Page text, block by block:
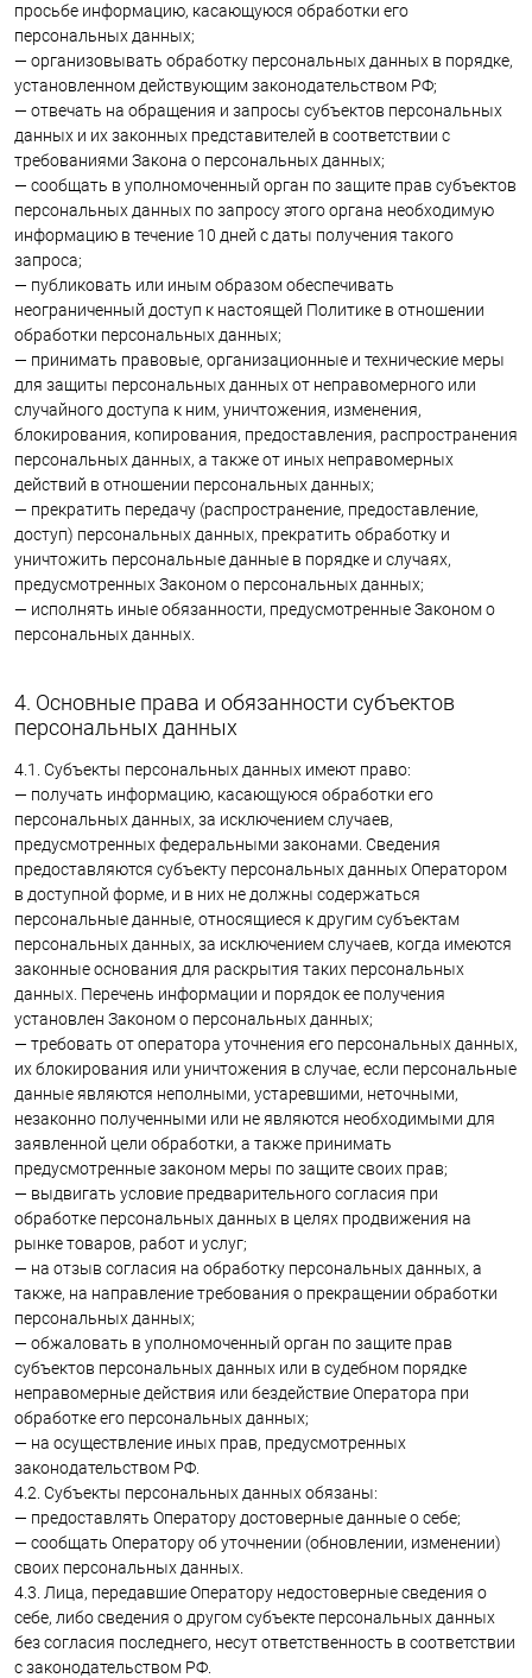
просьбе информацию, касающуюся обработки его
персональных данных;
— организовывать обработку персональных данных в порядке,
установленном действующим законодательством РФ;
— отвечать на обращения и запросы субъектов персональных
данных и их законных представителей в соответствии с
требованиями Закона о персональных данных;
— сообщать в уполномоченный орган по защите прав субъектов
персональных данных по запросу этого органа необходимую
информацию в течение 10 дней с даты получения такого
запроса;
— публиковать или иным образом обеспечивать
неограниченный доступ к настоящей Политике в отношении
обработки персональных данных;
— принимать правовые, организационные и технические меры
для защиты персональных данных от неправомерного или
случайного доступа к ним, уничтожения, изменения,
блокирования, копирования, предоставления, распространения
персональных данных, а также от иных неправомерных
действий в отношении персональных данных;
— прекратить передачу (распространение, предоставление,
доступ) персональных данных, прекратить обработку и
уничтожить персональные данные в порядке и случаях,
предусмотренных Законом о персональных данных;
— исполнять иные обязанности, предусмотренные Законом о
персональных данных.
4. Основные права и обязанности субъектов
персональных данных
4.1. Субъекты персональных данных имеют право:
— получать информацию, касающуюся обработки его
персональных данных, за исключением случаев,
предусмотренных федеральными законами. Сведения
предоставляются субъекту персональных данных Оператором
в доступной форме, и в них не должны содержаться
персональные данные, относящиеся к другим субъектам
персональных данных, за исключением случаев, когда имеются
законные основания для раскрытия таких персональных
данных. Перечень информации и порядок ее получения
установлен Законом о персональных данных;
— требовать от оператора уточнения его персональных данных,
их блокирования или уничтожения в случае, если персональные
данные являются неполными, устаревшими, неточными,
незаконно полученными или не являются необходимыми для
заявленной цели обработки, а также принимать
предусмотренные законом меры по защите своих прав;
— выдвигать условие предварительного согласия при
обработке персональных данных в целях продвижения на
рынке товаров, работ и услуг;
— на отзыв согласия на обработку персональных данных, а
также, на направление требования о прекращении обработки
персональных данных;
— обжаловать в уполномоченный орган по защите прав
субъектов персональных данных или в судебном порядке
неправомерные действия или бездействие Оператора при
обработке его персональных данных;
— на осуществление иных прав, предусмотренных
законодательством РФ.
4.2. Субъекты персональных данных обязаны:
— предоставлять Оператору достоверные данные о себе;
— сообщать Оператору об уточнении (обновлении, изменении)
своих персональных данных.
4.3. Лица, передавшие Оператору недостоверные сведения о
себе, либо сведения о другом субъекте персональных данных
без согласия последнего, несут ответственность в соответствии
с законодательством РФ.